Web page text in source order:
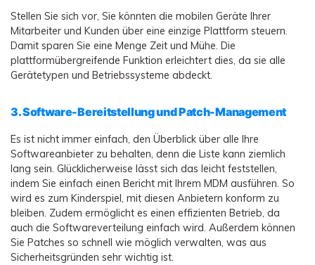
Stellen Sie sich vor, Sie könnten die mobilen Geräte Ihrer
Mitarbeiter und Kunden über eine einzige Plattform steuern.
Damit sparen Sie eine Menge Zeit und Mühe. Die
plattformübergreifende Funktion erleichtert dies, da sie alle
Gerätetypen und Betriebssysteme abdeckt.
3. Software-Bereitstellung und Patch-Management
Es ist nicht immer einfach, den Überblick über alle Ihre
Softwareanbieter zu behalten, denn die Liste kann ziemlich
lang sein. Glücklicherweise lässt sich das leicht feststellen,
indem Sie einfach einen Bericht mit Ihrem MDM ausführen. So
wird es zum Kinderspiel, mit diesen Anbietern konform zu
bleiben. Zudem ermöglicht es einen effizienten Betrieb, da
auch die Softwareverteilung einfach wird. Außerdem können
Sie Patches so schnell wie möglich verwalten, was aus
Sicherheitsgründen sehr wichtig ist.